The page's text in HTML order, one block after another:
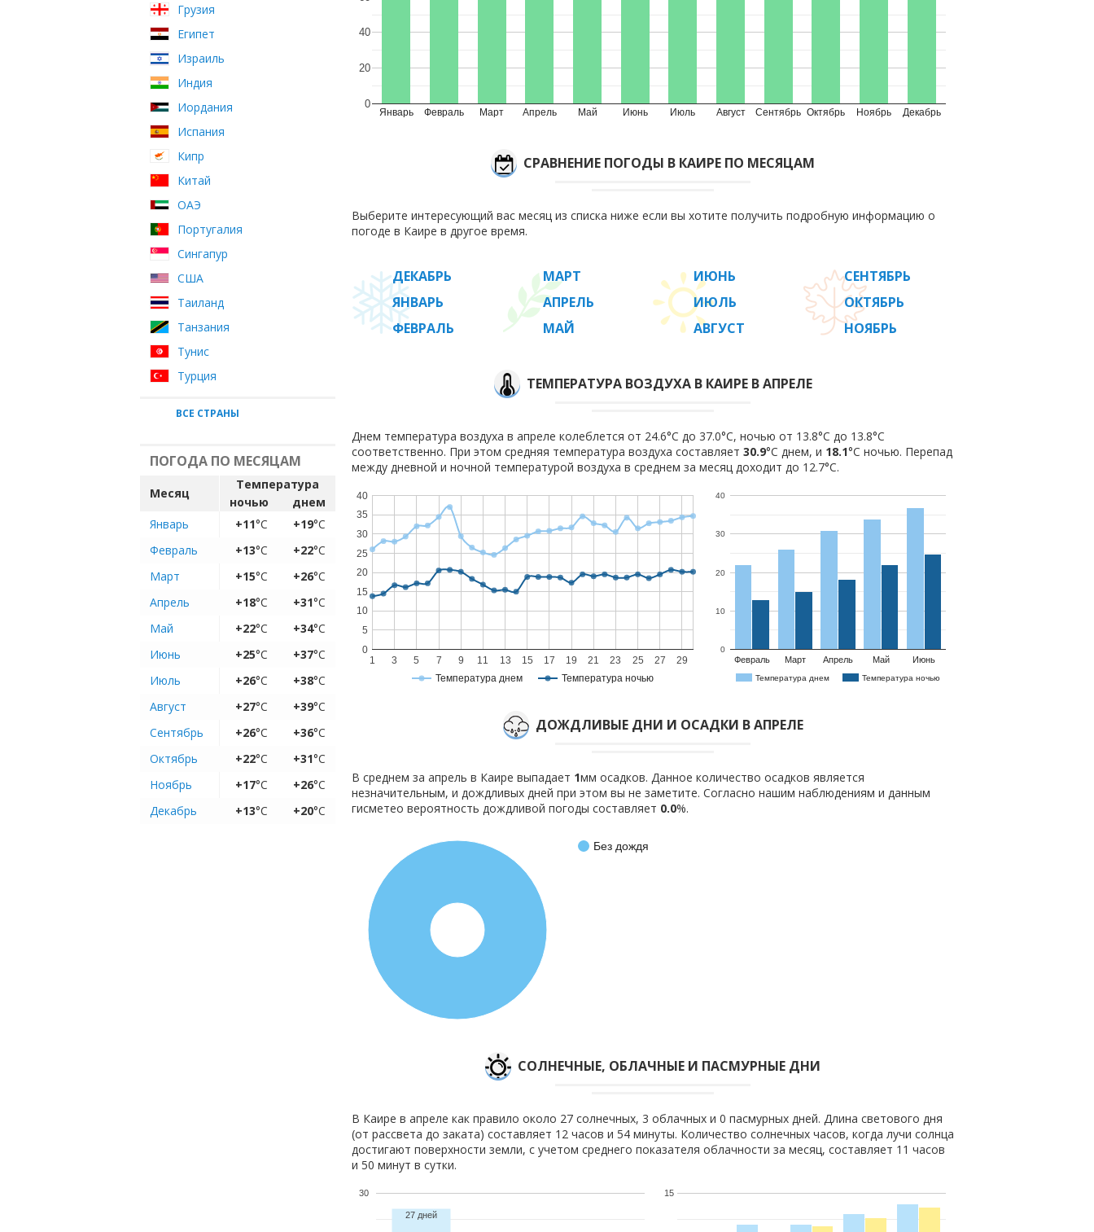
Грузия
Египет
Израиль
Индия
Иордания
Испания
Кипр
Китай
ОАЭ
Португалия
Сингапур
США
Таиланд
Танзания
Тунис
Турция
ВСЕ СТРАНЫ
ПОГОДА ПО МЕСЯЦАМ
Месяц
Температура
ночью
днем
Январь
+11°C +19°C
Февраль
+13°C +22°C
Март
+15°C +26°C
Апрель
+18°C +31°C
Май
+22°C +34°C
Июнь
+25°C +37°C
Июль
+26°C +38°C
Август
+27°C +39°C
Сентябрь
+26°C +36°C
Октябрь
+22°C +31°C
Ноябрь
+17°C +26°C
Декабрь
+13°C +20°C
Январь Февраль Март Апрель Май Июнь Июль Август Сентябрь Октябрь Ноябрь Декабрь
0
20
40
СРАВНЕНИЕ ПОГОДЫ В КАИРЕ ПО МЕСЯЦАМ
Выберите интересующий вас месяц из списка ниже если вы хотите получить подробную информацию о
погоде в Каире в другое время.
ДЕКАБРЬ
ЯНВАРЬ
ФЕВРАЛЬ
МАРТ
АПРЕЛЬ
МАЙ
ИЮНЬ
ИЮЛЬ
АВГУСТ
СЕНТЯБРЬ
ОКТЯБРЬ
НОЯБРЬ
ТЕМПЕРАТУРА ВОЗДУХА В КАИРЕ В АПРЕЛЕ
Днем температура воздуха в апреле колеблется от 24.6°C до 37.0°C, ночью от 13.8°C до 13.8°C
соответственно. При этом средняя температура воздуха составляет 30.9°C днем, и 18.1°C ночью. Перепад
между дневной и ночной температурой воздуха в среднем за месяц доходит до 12.7°С.
Температура днем Температура ночью
1 3 5 7 9 11 13 15 17 19 21 23 25 27 29
0
5
10
15
20
25
30
35
40
Температура днем Температура ночью
Февраль Март Апрель Май Июнь
0
10
20
30
40
ДОЖДЛИВЫЕ ДНИ И ОСАДКИ В АПРЕЛЕ
В среднем за апрель в Каире выпадает 1мм осадков. Данное количество осадков является
незначительным, и дождливых дней при этом вы не заметите. Согласно нашим наблюдениям и данным
гисметео вероятность дождливой погоды составляет 0.0%.
Без дождя
CОЛНЕЧНЫЕ, ОБЛАЧНЫЕ И ПАСМУРНЫЕ ДНИ
В Каире в апреле как правило около 27 солнечных, 3 облачных и 0 пасмурных дней. Длина светового дня
(от рассвета до заката) составляет 12 часов и 54 минуты. Количество солнечных часов, когда лучи солнца
достигают поверхности земли, с учетом среднего показателя облачности за месяц, составляет 11 часов
и 50 минут в сутки.
30
27 дней
15